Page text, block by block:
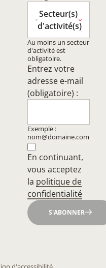
Secteur(s)
d'activité(s)
Au moins un secteur
d'activité est
obligatoire.
Entrez votre
adresse e-mail
(obligatoire) :
Exemple :
nom@domaine.com
En continuant,
vous acceptez
la politique de
confidentialité
S'ABONNER